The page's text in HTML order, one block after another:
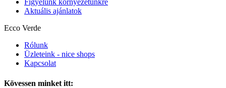
Figyelünk környezetünkre
Aktuális ajánlatok
Ecco Verde
Rólunk
Üzleteink - nice shops
Kapcsolat
Kövessen minket itt: